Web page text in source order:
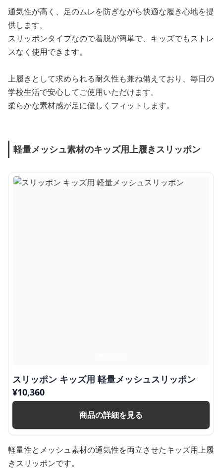
通気性が高く、足のムレを防ぎながら快適な履き心地を提
供します。
スリッポンタイプなので着脱が簡単で、キッズでもストレ
スなく使用できます。
上履きとして求められる耐久性も兼ね備えており、毎日の
学校生活で安心してご使用いただけます。
柔らかな素材感が足に優しくフィットします。
軽量メッシュ素材のキッズ用上履きスリッポン
スリッポン キッズ用 軽量メッシュスリッポン
¥10,360
商品の詳細を見る
軽量性とメッシュ素材の通気性を両立させたキッズ用上履
きスリッポンです。